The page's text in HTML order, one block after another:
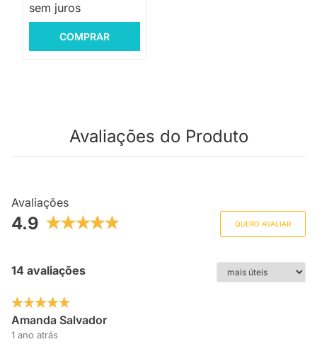
sem juros
COMPRAR
Avaliações do Produto
Avaliações
4.9 QUERO AVALIAR
14 avaliações
Amanda Salvador
1 ano atrás